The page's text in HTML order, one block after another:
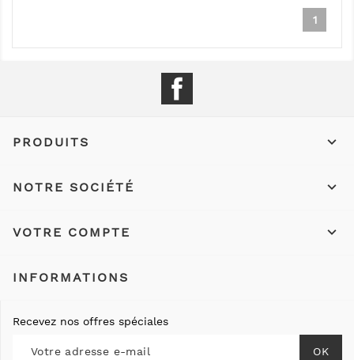
1
PRODUITS 
NOTRE SOCIÉTÉ 
VOTRE COMPTE 
INFORMATIONS
Recevez nos offres spéciales